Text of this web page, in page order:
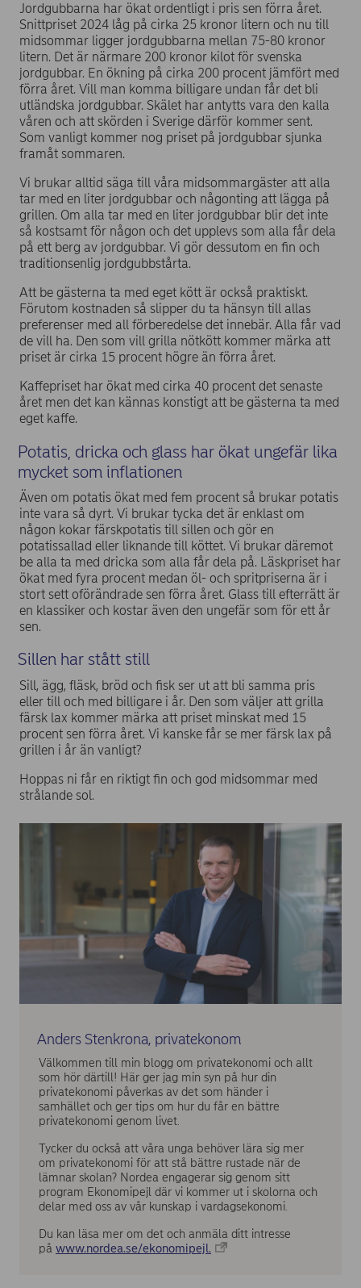
Jordgubbarna har ökat ordentligt i pris sen förra året.
Snittpriset 2024 låg på cirka 25 kronor litern och nu till
midsommar ligger jordgubbarna mellan 75-80 kronor
litern. Det är närmare 200 kronor kilot för svenska
jordgubbar. En ökning på cirka 200 procent jämfört med
förra året. Vill man komma billigare undan får det bli
utländska jordgubbar. Skälet har antytts vara den kalla
våren och att skörden i Sverige därför kommer sent.
Som vanligt kommer nog priset på jordgubbar sjunka
framåt sommaren.
Vi brukar alltid säga till våra midsommargäster att alla
tar med en liter jordgubbar och någonting att lägga på
grillen. Om alla tar med en liter jordgubbar blir det inte
så kostsamt för någon och det upplevs som alla får dela
på ett berg av jordgubbar. Vi gör dessutom en fin och
traditionsenlig jordgubbstårta.
Att be gästerna ta med eget kött är också praktiskt.
Förutom kostnaden så slipper du ta hänsyn till allas
preferenser med all förberedelse det innebär. Alla får vad
de vill ha. Den som vill grilla nötkött kommer märka att
priset är cirka 15 procent högre än förra året.
Kaffepriset har ökat med cirka 40 procent det senaste
året men det kan kännas konstigt att be gästerna ta med
eget kaffe.
Potatis, dricka och glass har ökat ungefär lika
mycket som inflationen
Även om potatis ökat med fem procent så brukar potatis
inte vara så dyrt. Vi brukar tycka det är enklast om
någon kokar färskpotatis till sillen och gör en
potatissallad eller liknande till köttet. Vi brukar däremot
be alla ta med dricka som alla får dela på. Läskpriset har
ökat med fyra procent medan öl- och spritpriserna är i
stort sett oförändrade sen förra året. Glass till efterrätt är
en klassiker och kostar även den ungefär som för ett år
sen.
Sillen har stått still
Sill, ägg, fläsk, bröd och fisk ser ut att bli samma pris
eller till och med billigare i år. Den som väljer att grilla
färsk lax kommer märka att priset minskat med 15
procent sen förra året. Vi kanske får se mer färsk lax på
grillen i år än vanligt?
Hoppas ni får en riktigt fin och god midsommar med
strålande sol.
Anders Stenkrona, privatekonom
Välkommen till min blogg om privatekonomi och allt
som hör därtill! Här ger jag min syn på hur din
privatekonomi påverkas av det som händer i
samhället och ger tips om hur du får en bättre
privatekonomi genom livet.
Tycker du också att våra unga behöver lära sig mer
om privatekonomi för att stå bättre rustade när de
lämnar skolan? Nordea engagerar sig genom sitt
program Ekonomipejl där vi kommer ut i skolorna och
delar med oss av vår kunskap i vardagsekonomi.
Du kan läsa mer om det och anmäla ditt intresse
på www.nordea.se/ekonomipejl.